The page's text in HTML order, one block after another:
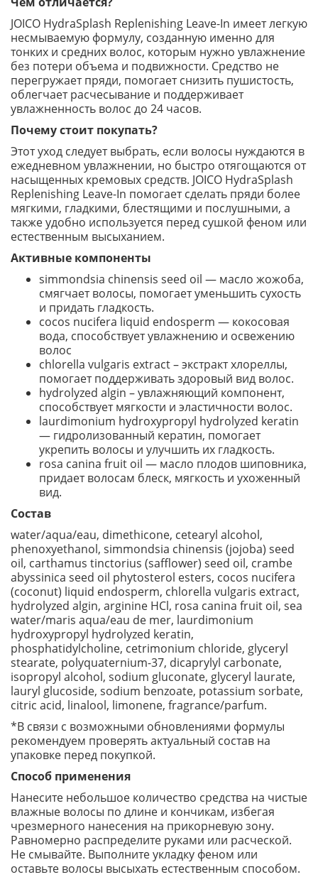
JOICO HydraSplash Replenishing Leave-In имеет легкую
несмываемую формулу, созданную именно для
тонких и средних волос, которым нужно увлажнение
без потери объема и подвижности. Средство не
перегружает пряди, помогает снизить пушистость,
облегчает расчесывание и поддерживает
увлажненность волос до 24 часов.
Почему стоит покупать?
Этот уход следует выбрать, если волосы нуждаются в
ежедневном увлажнении, но быстро отягощаются от
насыщенных кремовых средств. JOICO HydraSplash
Replenishing Leave-In помогает сделать пряди более
мягкими, гладкими, блестящими и послушными, а
также удобно используется перед сушкой феном или
естественным высыханием.
Активные компоненты
simmondsia chinensis seed oil — масло жожоба,
смягчает волосы, помогает уменьшить сухость
и придать гладкость.
cocos nucifera liquid endosperm — кокосовая
вода, способствует увлажнению и освежению
волос
chlorella vulgaris extract – экстракт хлореллы,
помогает поддерживать здоровый вид волос.
hydrolyzed algin – увлажняющий компонент,
способствует мягкости и эластичности волос.
laurdimonium hydroxypropyl hydrolyzed keratin
— гидролизованный кератин, помогает
укрепить волосы и улучшить их гладкость.
rosa canina fruit oil — масло плодов шиповника,
придает волосам блеск, мягкость и ухоженный
вид.
Состав
water/aqua/eau, dimethicone, cetearyl alcohol,
phenoxyethanol, simmondsia chinensis (jojoba) seed
oil, carthamus tinctorius (safflower) seed oil, crambe
abyssinica seed oil phytosterol esters, cocos nucifera
(coconut) liquid endosperm, chlorella vulgaris extract,
hydrolyzed algin, arginine HCl, rosa canina fruit oil, sea
water/maris aqua/eau de mer, laurdimonium
hydroxypropyl hydrolyzed keratin,
phosphatidylcholine, cetrimonium chloride, glyceryl
stearate, polyquaternium-37, dicaprylyl carbonate,
isopropyl alcohol, sodium gluconate, glyceryl laurate,
lauryl glucoside, sodium benzoate, potassium sorbate,
citric acid, linalool, limonene, fragrance/parfum.
*В связи с возможными обновлениями формулы
рекомендуем проверять актуальный состав на
упаковке перед покупкой.
Способ применения
Нанесите небольшое количество средства на чистые
влажные волосы по длине и кончикам, избегая
чрезмерного нанесения на прикорневую зону.
Равномерно распределите руками или расческой.
Не смывайте. Выполните укладку феном или
оставьте волосы высыхать естественным способом.